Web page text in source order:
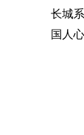
长城
国人